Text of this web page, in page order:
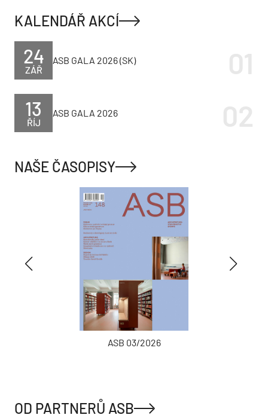
KALENDÁŘ AKCÍ
ZÁŘ
24 ASB GALA 2026 (SK)
ŘÍJ
13 ASB GALA 2026
NAŠE ČASOPISY
ASB 03/2026
OD PARTNERŮ ASB